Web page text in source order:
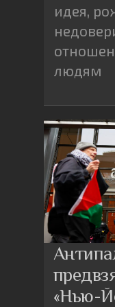
идея,
людям
«Нью-